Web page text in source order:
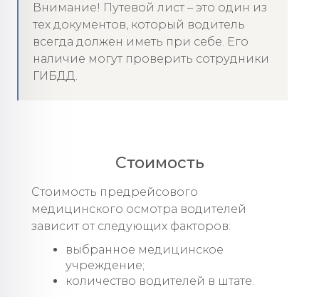
Внимание! Путевой лист – это один из
тех документов, который водитель
всегда должен иметь при себе. Его
наличие могут проверить сотрудники
ГИБДД.
Стоимость
Стоимость предрейсового
медицинского осмотра водителей
зависит от следующих факторов:
выбранное медицинское
учреждение;
количество водителей в штате.